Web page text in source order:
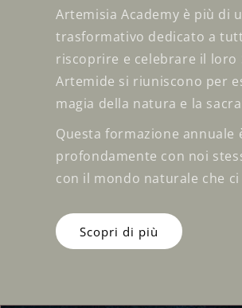
Artemisia Academy è più di
trasformativo dedicato a
riscoprire e celebrare il loro
Artemide si riuniscono per
magia della natura e la
Questa formazione
profondamente con noi
con il mondo naturale che
Scopri di più